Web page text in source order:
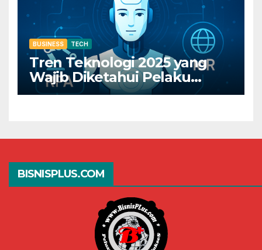
BUSINESS TECH
Tren Teknologi 2025 yang
Wajib Diketahui Pelaku
Bisnis Digital
BISNISPLUS.COM